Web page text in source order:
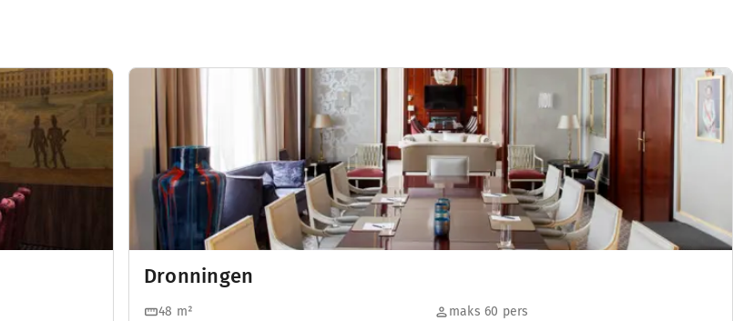
Dronningen
48 m² maks 60 pers